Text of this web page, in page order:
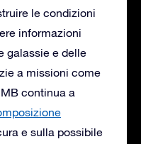
le condizioni
informazioni
galassie e delle
a missioni come
continua a
e sulla possibile